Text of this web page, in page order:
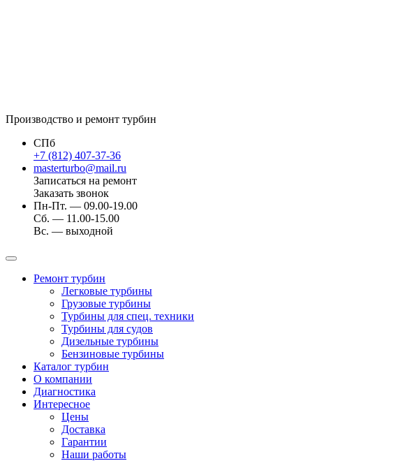
Производство и ремонт турбин
СПб
+7 (812) 407-37-36
masterturbo@mail.ru
Записаться на ремонт
Заказать звонок
Пн-Пт. — 09.00-19.00
Сб. — 11.00-15.00
Вс. — выходной
Ремонт турбин
Легковые турбины
Грузовые турбины
Турбины для спец. техники
Турбины для судов
Дизельные турбины
Бензиновые турбины
Каталог турбин
О компании
Диагностика
Интересное
Цены
Доставка
Гарантии
Наши работы